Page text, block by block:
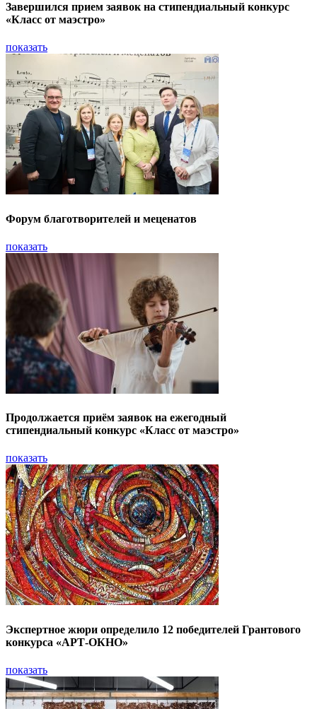
Завершился прием заявок на стипендиальный конкурс
«Класс от маэстро»
показать
Форум благотворителей и меценатов
показать
Продолжается приём заявок на ежегодный
стипендиальный конкурс «Класс от маэстро»
показать
Экспертное жюри определило 12 победителей Грантового
конкурса «АРТ-ОКНО»
показать